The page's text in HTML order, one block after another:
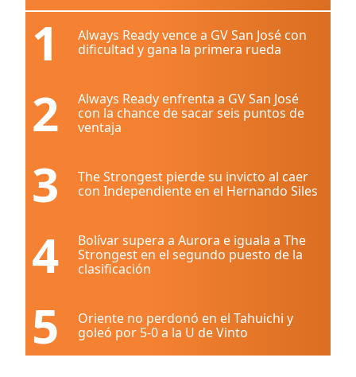
1
Always Ready vence a GV San José con
dificultad y gana la primera rueda
2
Always Ready enfrenta a GV San José
con la chance de sacar seis puntos de
ventaja
3
The Strongest pierde su invicto al caer
con Independiente en el Hernando Siles
4
Bolívar supera a Aurora e iguala a The
Strongest en el segundo puesto de la
clasificación
5
Oriente no perdonó en el Tahuichi y
goleó por 5-0 a la U de Vinto